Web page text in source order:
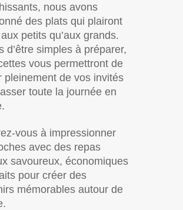
nous avons
des plats qui plairont
petits qu’aux grands.
d’être simples à préparer,
vous permettront de
pleinement de vos invités
toute la journée en
vous à impressionner
avec des repas
savoureux, économiques
pour créer des
mémorables autour de